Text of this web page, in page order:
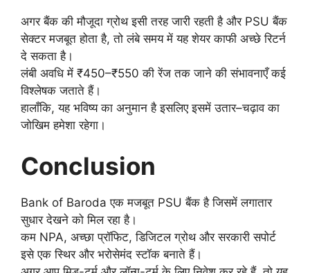
अगर बैंक की मौजूदा ग्रोथ इसी तरह जारी रहती है और PSU बैंक
सेक्टर मजबूत होता है, तो लंबे समय में यह शेयर काफी अच्छे रिटर्न
दे सकता है।
लंबी अवधि में ₹450–₹550 की रेंज तक जाने की संभावनाएँ कई
विश्लेषक जताते हैं।
हालाँकि, यह भविष्य का अनुमान है इसलिए इसमें उतार–चढ़ाव का
जोखिम हमेशा रहेगा।
Conclusion
Bank of Baroda एक मजबूत PSU बैंक है जिसमें लगातार
सुधार देखने को मिल रहा है।
कम NPA, अच्छा प्रॉफिट, डिजिटल ग्रोथ और सरकारी सपोर्ट
इसे एक स्थिर और भरोसेमंद स्टॉक बनाते हैं।